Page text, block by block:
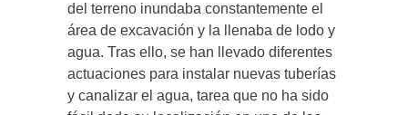
del terreno inundaba constantemente el
área de excavación y la llenaba de lodo y
agua. Tras ello, se han llevado diferentes
actuaciones para instalar nuevas tuberías
y canalizar el agua, tarea que no ha sido